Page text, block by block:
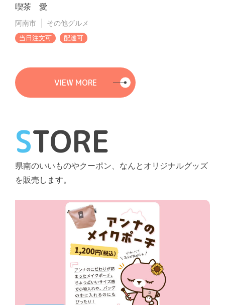
喫茶 愛
阿南市 その他グルメ
当日注文可 配達可
VIEW MORE
STORE
県南のいいものやクーポン、なんとオリジナルグッズ
を販売します。